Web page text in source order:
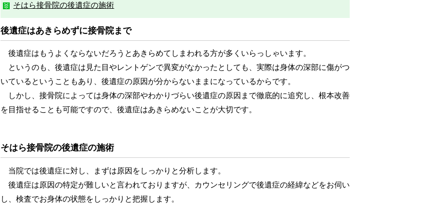
そはら接骨院の後遺症の施術
後遺症はあきらめずに接骨院まで
後遺症はもうよくならないだろうとあきらめてしまわれる方が多くいらっしゃいます。
というのも、後遺症は見た目やレントゲンで異変がなかったとしても、実際は身体の深部に傷がつ
いているということもあり、後遺症の原因が分からないままになっているからです。
しかし、接骨院によっては身体の深部やわかりづらい後遺症の原因まで徹底的に追究し、根本改善
を目指せることも可能ですので、後遺症はあきらめないことが大切です。
そはら接骨院の後遺症の施術
当院では後遺症に対し、まずは原因をしっかりと分析します。
後遺症は原因の特定が難しいと言われておりますが、カウンセリングで後遺症の経緯などをお伺い
し、検査でお身体の状態をしっかりと把握します。